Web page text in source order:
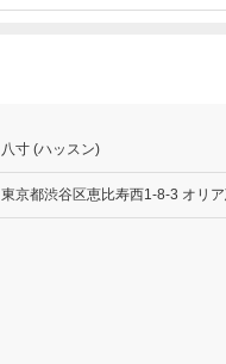
八寸 (ハッスン)
東京都渋谷区恵比寿西1-8-3 オリ